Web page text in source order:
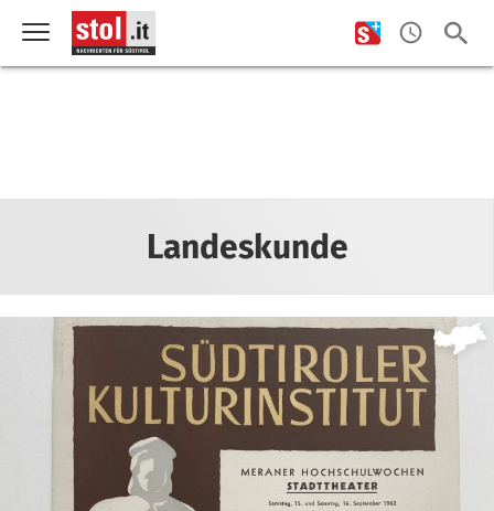
Landeskunde